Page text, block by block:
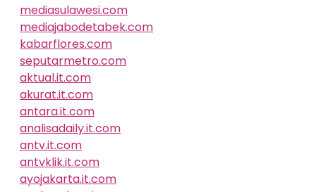
mediasulawesi.com
mediajabodetabek.com
kabarflores.com
seputarmetro.com
aktual.it.com
akurat.it.com
antara.it.com
analisadaily.it.com
antv.it.com
antvklik.it.com
ayojakarta.it.com